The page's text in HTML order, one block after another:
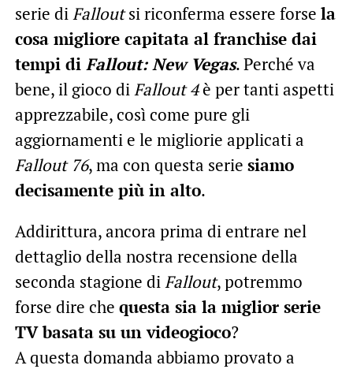
serie diFalloutsi riconferma essere forse la
cosa migliore capitata al franchise dai
tempi di Fallout: New Vegas. Perché va
bene, il gioco diFallout 4è per tanti aspetti
apprezzabile, così come pure gli
aggiornamenti e le migliorie applicati a
Fallout 76, ma con questa serie siamo
decisamente più in alto.
Addirittura, ancora prima di entrare nel
dettaglio della nostra recensione della
seconda stagione diFallout, potremmo
forse dire che questa sia la miglior serie
TV basata su un videogioco?
A questa domanda abbiamo provato a